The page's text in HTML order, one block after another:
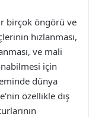
birçok öngörü ve
hızlanması,
ve mali
için
dünya
özellikle dış